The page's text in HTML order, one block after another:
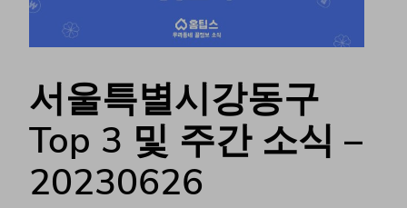
서울특별시강동구
Top 3 및 주간 소식 –
20230626